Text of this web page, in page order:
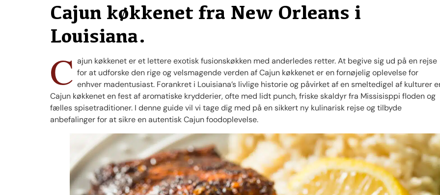
Cajun køkkenet fra New Orleans i
Louisiana.
C ajun køkkenet er et lettere exotisk fusionskøkken med anderledes retter. At begive sig ud på en rejse
for at udforske den rige og velsmagende verden af Cajun køkkenet er en fornøjelig oplevelse for
enhver madentusiast. Forankret i Louisiana’s livlige historie og påvirket af en smeltedigel af kulturer
Cajun køkkenet en fest af aromatiske krydderier, ofte med lidt punch, friske skaldyr fra Missisisppi floden og
fælles spisetraditioner. I denne guide vil vi tage dig med på en sikkert ny kulinarisk rejse og tilbyde
anbefalinger for at sikre en autentisk Cajun foodoplevelse.